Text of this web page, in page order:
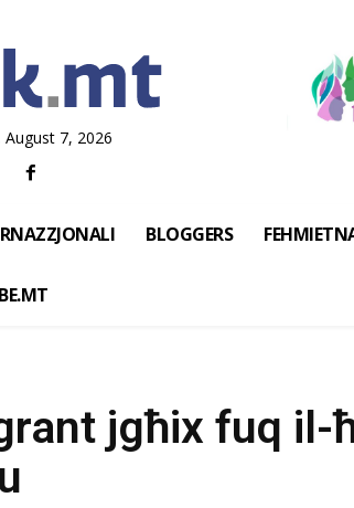
August 7, 2026
BLOGGERS
jgħix fuq il-